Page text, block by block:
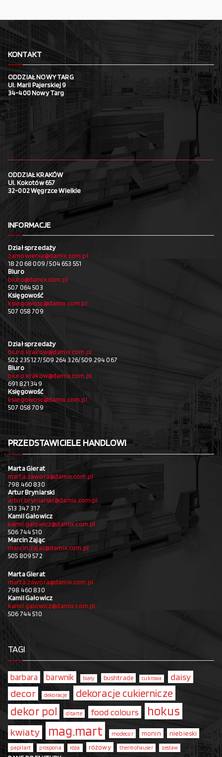
KONTAKT
ODDZIAŁ NOWY TARG
Ul. Marii Pajerskiej 9
34-400 Nowy Targ
ODDZIAŁ KRAKÓW
Ul. Kokotów 657
32-002 Węgrzce Wielkie
INFORMACJE
Dział sprzedaży
zamowienia@damix.com.pl
18 20 68 009 / 504 653 551
Biuro
biuro@damix.com.pl
507 064 503
Księgowość
ksiegowosc@damix.com.pl
507 058 709
Dział sprzedaży
biuro.krakow@damix.com.pl
502 235 127/ 509 264 326/ 509 294 067
Biuro
biuro.krakow@damix.com.pl
691 821 349
Księgowość
ksiegowosc@damix.com.pl
507 058 709
PRZEDSTAWICIELE HANDLOWI
Marta Gierat
marta.zawora@damix.com.pl
798 460 830
Artur Bryniarski
artur.bryniarski@damix.com.pl
513 347 317
Kamil Gałowicz
kamil.galowicz@damix.com.pl
506 744 510
Marcin Zając
marcin.zajac@damix.com.pl
505 809 572
Marta Gierat
marta.zawora@damix.com.pl
798 460 830
Kamil Gałowicz
kamil.galowicz@damix.com.pl
506 744 510
TAGI
barbara barwnik biały bushtrade cukrowa daisy
decor dekoracje dekoracje cukiernicze
dekor pol ditarte food colours hokus
kwiaty mag.mart modecor monin niebieski
papilart prospona róża różowy thermohauser zestaw